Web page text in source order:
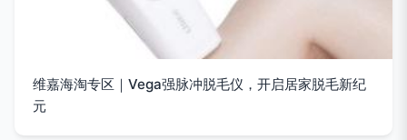
维嘉海淘专区｜Vega强脉冲脱毛仪，开启居家脱毛新纪
元